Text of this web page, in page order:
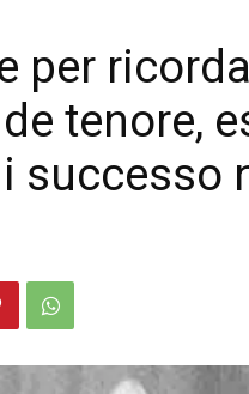
per
tenore,
successo